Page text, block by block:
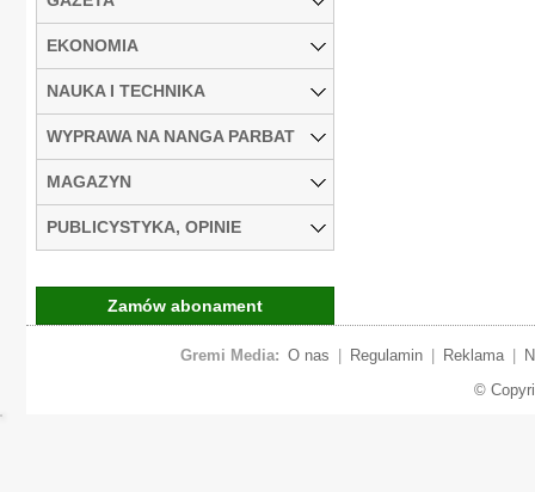
EKONOMIA
NAUKA I TECHNIKA
WYPRAWA NA NANGA PARBAT
MAGAZYN
PUBLICYSTYKA, OPINIE
Zamów abonament
Gremi Media: O nas Regulamin Reklama
©